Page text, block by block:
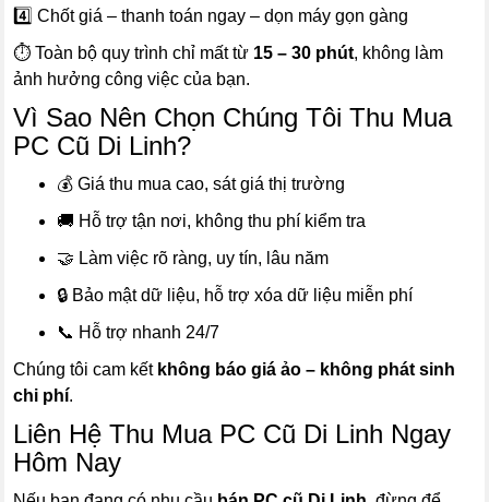
4️⃣ Chốt giá – thanh toán ngay – dọn máy gọn gàng
⏱️ Toàn bộ quy trình chỉ mất từ 15 – 30 phút, không làm
ảnh hưởng công việc của bạn.
Vì Sao Nên Chọn Chúng Tôi Thu Mua
PC Cũ Di Linh?
💰 Giá thu mua cao, sát giá thị trường
🚚 Hỗ trợ tận nơi, không thu phí kiểm tra
🤝 Làm việc rõ ràng, uy tín, lâu năm
🔒 Bảo mật dữ liệu, hỗ trợ xóa dữ liệu miễn phí
📞 Hỗ trợ nhanh 24/7
Chúng tôi cam kết không báo giá ảo – không phát sinh
chi phí.
Liên Hệ Thu Mua PC Cũ Di Linh Ngay
Hôm Nay